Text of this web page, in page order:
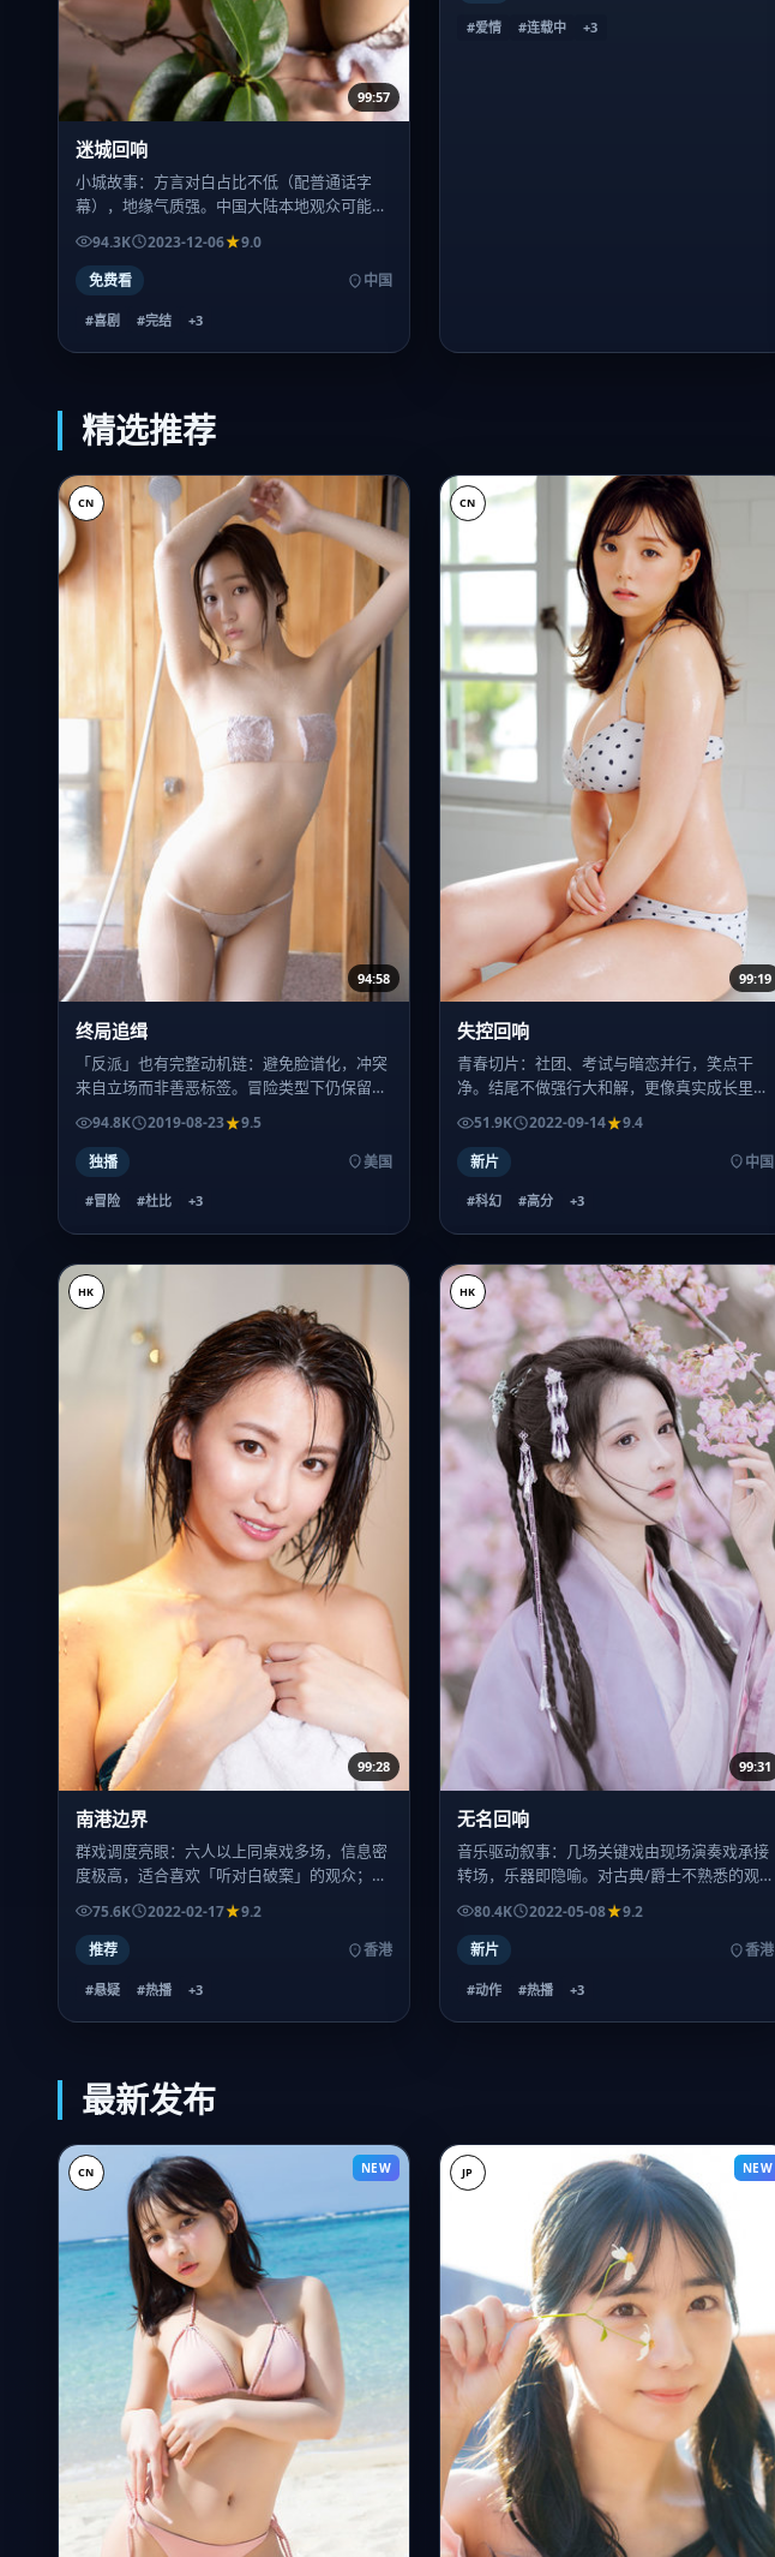
99:57
迷城回响
小城故事：方言对白占比不低（配普通话字
幕），地缘气质强。中国大陆本地观众可能更
容易捕捉到梗与潜台词。
94.3K 2023-12-06
9.0
免费看
中国
#喜剧 #完结 +3
#爱情 #连载中 +3
精选推荐
CN
94:58
终局追缉
「反派」也有完整动机链：避免脸谱化，冲突
来自立场而非善恶标签。冒险类型下仍保留一
定思辨空间。
94.8K 2019-08-23
9.5
独播
美国
#冒险 #杜比 +3
CN
99:19
失控回响
青春切片：社团、考试与暗恋并行，笑点干
净。结尾不做强行大和解，更像真实成长里那
种略带遗憾的收束。
51.9K 2022-09-14
9.4
新片
中国
#科幻 #高分 +3
HK
99:28
南港边界
群戏调度亮眼：六人以上同桌戏多场，信息密
度极高，适合喜欢「听对白破案」的观众；不
建议边做饭边看。
75.6K 2022-02-17
9.2
推荐
香港
#悬疑 #热播 +3
HK
99:31
无名回响
音乐驱动叙事：几场关键戏由现场演奏戏承接
转场，乐器即隐喻。对古典/爵士不熟悉的观
众也不影响理解主线。
80.4K 2022-05-08
9.2
新片
香港
#动作 #热播 +3
最新发布
CN NEW JP NEW